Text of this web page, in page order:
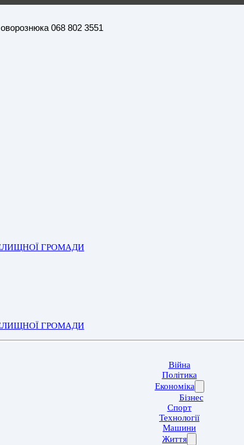
068 802 3551
ГРОМАДИ
ГРОМАДИ
Війна
Політика
Економіка
Бізнес
Спорт
Технології
Машини
Життя